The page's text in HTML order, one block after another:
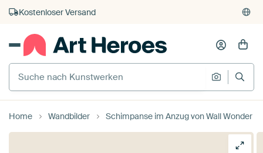
Kauf auf Rechnung
Individueller Druck auf Bestellung
Home Wandbilder Schimpanse im Anzug von Wall Wonder